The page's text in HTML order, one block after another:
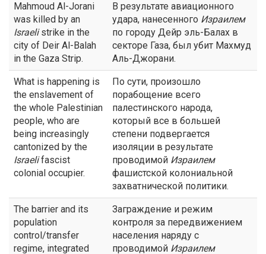
Mahmoud Al-Jorani
was killed by an
Israelistrike in the
city of Deir Al-Balah
in the Gaza Strip.
В результате авиационного
удара, нанесенного Израилем
по городу Дейр эль-Балах в
секторе Газа, был убит Махмуд
Аль-Джорани.
What is happening is
the enslavement of
the whole Palestinian
people, who are
being increasingly
cantonized by the
Israelifascist
colonial occupier.
По сути, произошло
порабощение всего
палестинского народа,
который все в большей
степени подвергается
изоляции в результате
проводимой Израилем
фашистской колониальной
захватнической политики.
The barrier and its
population
control/transfer
regime, integrated
Заграждение и режим
контроля за передвижением
населения наряду с
проводимой Израилем